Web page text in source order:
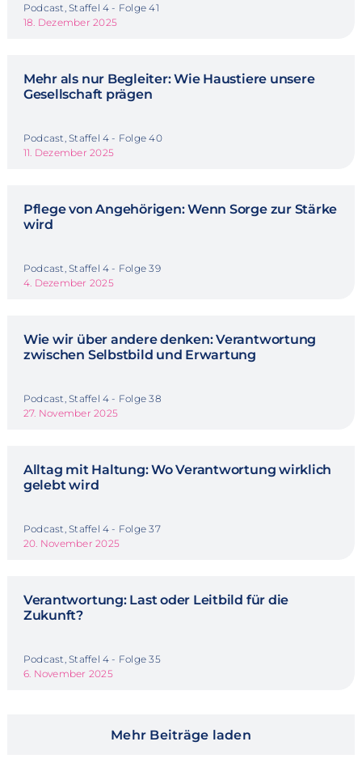
Podcast, Staffel 4 - Folge 41
18. Dezember 2025
Mehr als nur Begleiter: Wie Haustiere unsere
Gesellschaft prägen
Podcast, Staffel 4 - Folge 40
11. Dezember 2025
Pflege von Angehörigen: Wenn Sorge zur Stärke
wird
Podcast, Staffel 4 - Folge 39
4. Dezember 2025
Wie wir über andere denken: Verantwortung
zwischen Selbstbild und Erwartung
Podcast, Staffel 4 - Folge 38
27. November 2025
Alltag mit Haltung: Wo Verantwortung wirklich
gelebt wird
Podcast, Staffel 4 - Folge 37
20. November 2025
Verantwortung: Last oder Leitbild für die
Zukunft?
Podcast, Staffel 4 - Folge 35
6. November 2025
Mehr Beiträge laden